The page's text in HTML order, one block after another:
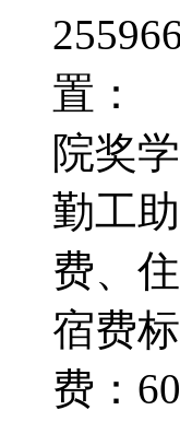
置：
院奖
勤工
费、
宿费
费：